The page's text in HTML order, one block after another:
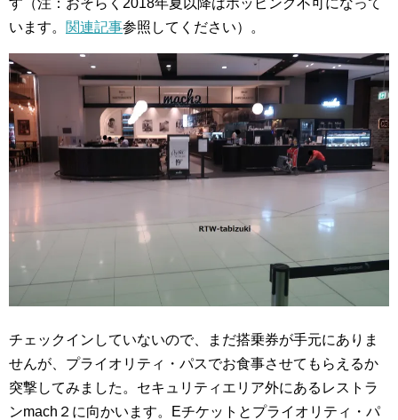
す（注：おそらく2018年夏以降はホッピング不可になって
います。 関連記事参照してください）。
チェックインしていないので、まだ搭乗券が手元にありま
せんが、プライオリティ・パスでお食事させてもらえるか
突撃してみました。 セキュリティエリア外にあるレストラ
ンmach２に向かいます。Eチケットとプライオリティ・パ